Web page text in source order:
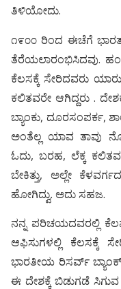
ತಿಳಿಯೋದು.
೧೯೦೦ ರಿಂದ ಈಚೆಗೆ
ತೆರೆಯಲಾರಂಭಿಸಿದವು.
ಕೆಲಸಕ್ಕೆ ಸೇರಿದವರು
ಕಲಿತವರೇ ಆಗಿದ್ದರು .
ಬ್ಯಾಂಕು, ದೂರಸಂಪರ್ಕ,
ಅಂತೆಲ್ಲ ಯಾವ ತಾವು
ಓದು, ಬರಹ, ಲೆಕ್ಕ
ಬೇಕಿತ್ತು, ಅಲ್ಲೇ
ಹೋಗಿದ್ವು. ಅದು ಸಹಜ.
ನನ್ನ ಪರಿಚಯದವರಲ್ಲಿ
ಆಫಿಸುಗಳಲ್ಲಿ ಕೆಲಸಕ್ಕೆ
ಭಾರತೀಯ ರಿಸರ್ವ್ ಬ್ಯಾಂಕ್
ಈ ದೇಶಕ್ಕೆ ಬಿಡುಗಡೆ